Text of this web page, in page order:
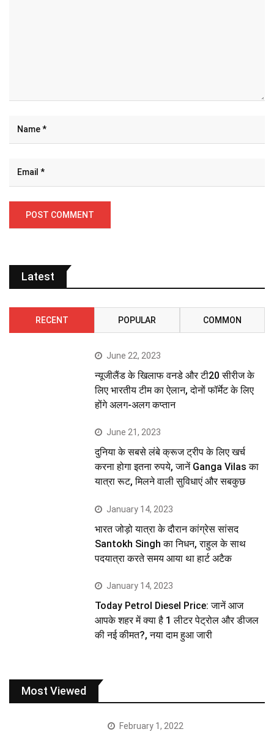
Latest
RECENT POPULAR COMMON
June 22, 2023
न्यूजीलैंड के खिलाफ वनडे और टी20 सीरीज के
लिए भारतीय टीम का ऐलान, दोनों फॉर्मेट के लिए
होंगे अलग-अलग कप्तान
June 21, 2023
दुनिया के सबसे लंबे क्रूज ट्रीप के लिए खर्च
करना होगा इतना रुपये, जानें Ganga Vilas का
यात्रा रूट, मिलने वाली सुविधाएं और सबकुछ
January 14, 2023
भारत जोड़ो यात्रा के दौरान कांग्रेस सांसद
Santokh Singh का निधन, राहुल के साथ
पदयात्रा करते समय आया था हार्ट अटैक
January 14, 2023
Today Petrol Diesel Price: जानें आज
आपके शहर में क्या है 1 लीटर पेट्रोल और डीजल
की नई कीमत?, नया दाम हुआ जारी
Most Viewed
February 1, 2022